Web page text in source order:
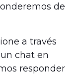
de
a través
chat en
responder